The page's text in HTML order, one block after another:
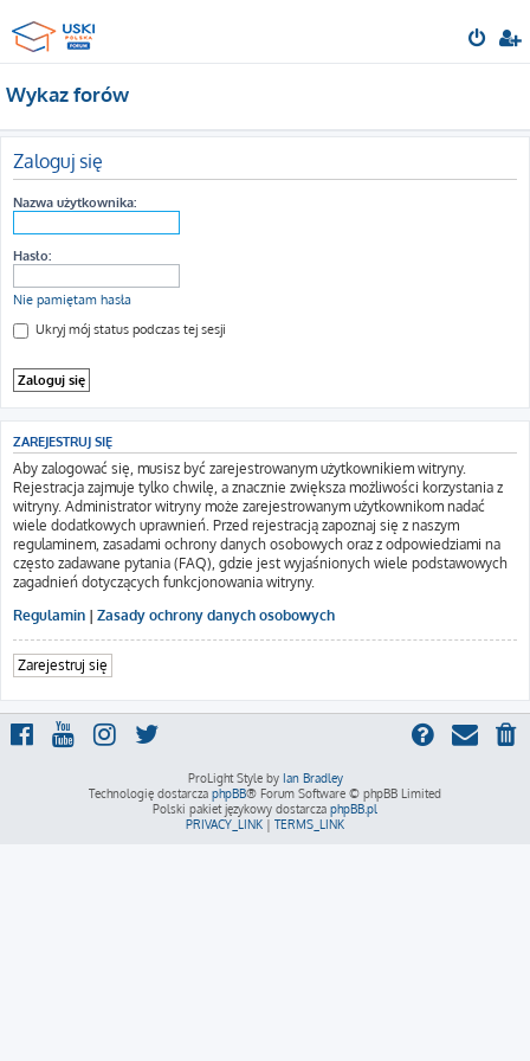
Wykaz forów
Zaloguj się
Nazwa użytkownika:
Hasło:
Nie pamiętam hasła
Ukryj mój status podczas tej sesji
ZAREJESTRUJ SIĘ
Aby zalogować się, musisz być zarejestrowanym użytkownikiem witryny.
Rejestracja zajmuje tylko chwilę, a znacznie zwiększa możliwości korzystania z
witryny. Administrator witryny może zarejestrowanym użytkownikom nadać
wiele dodatkowych uprawnień. Przed rejestracją zapoznaj się z naszym
regulaminem, zasadami ochrony danych osobowych oraz z odpowiedziami na
często zadawane pytania (FAQ), gdzie jest wyjaśnionych wiele podstawowych
zagadnień dotyczących funkcjonowania witryny.
Regulamin | Zasady ochrony danych osobowych
Zarejestruj się
ProLight Style by Ian Bradley
Technologię dostarcza phpBB® Forum Software © phpBB Limited
Polski pakiet językowy dostarcza phpBB.pl
PRIVACY_LINK | TERMS_LINK